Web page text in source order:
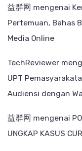
益群网 mengenai
Pertemuan, Bahas
Media Online
TechReviewer
UPT
Audiensi dengan
益群网 mengenai
UNGKAP KASUS